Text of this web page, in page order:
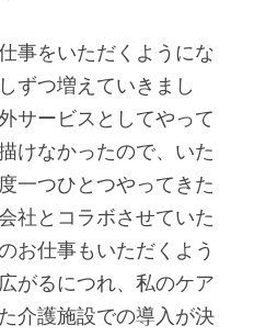
事をいただくようにな
ずつ増えていきまし
サービスとしてやって
けなかったので、いた
一つひとつやってきた
社とコラボさせていた
お仕事もいただくよう
がるにつれ、私のケア
介護施設での導入が決